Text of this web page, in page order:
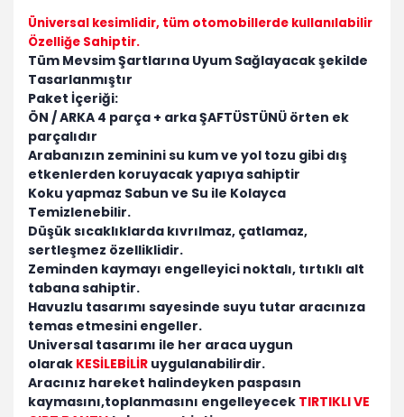
Üniversal kesimlidir, tüm otomobillerde kullanılabilir
Özelliğe Sahiptir.
Tüm Mevsim Şartlarına Uyum Sağlayacak şekilde
Tasarlanmıştır
Paket İçeriği:
ÖN / ARKA 4 parça + arka ŞAFTÜSTÜNÜ örten ek
parçalıdır
Arabanızın zeminini su kum ve yol tozu gibi dış
etkenlerden koruyacak yapıya sahiptir
Koku yapmaz Sabun ve Su ile Kolayca
Temizlenebilir.
Düşük sıcaklıklarda kıvrılmaz, çatlamaz,
sertleşmez özelliklidir.
Zeminden kaymayı engelleyici noktalı, tırtıklı alt
tabana sahiptir.
Havuzlu tasarımı sayesinde suyu tutar aracınıza
temas etmesini engeller.
Universal tasarımı ile her araca uygun
olarak KESİLEBİLİR uygulanabilirdir.
Aracınız hareket halindeyken paspasın
kaymasını,toplanmasını engelleyecek TIRTIKLI VE